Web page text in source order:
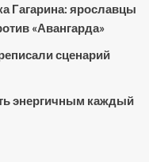
Гагарина: ярославцы
«Авангарда»
сценарий
энергичным каждый